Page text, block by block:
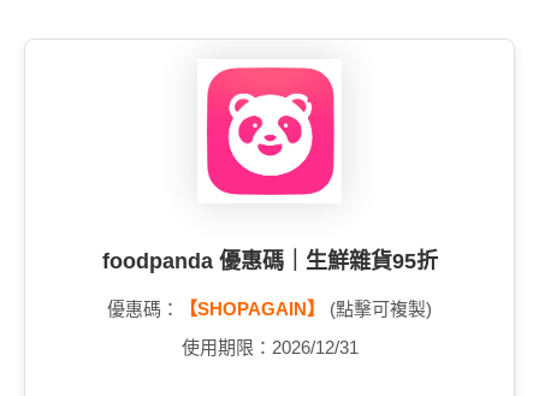
foodpanda 優惠碼｜生鮮雜貨95折
優惠碼： 【SHOPAGAIN】
(點擊可複製)
使用期限：2026/12/31